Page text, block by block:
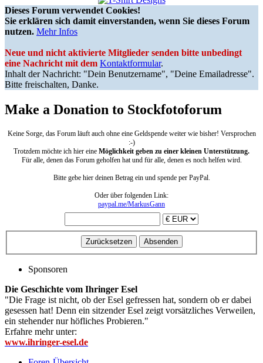
Dieses Forum verwendet Cookies!
Sie erklären sich damit einverstanden, wenn Sie dieses Forum
nutzen. Mehr Infos
Neue und nicht aktivierte Mitglieder senden bitte unbedingt
eine Nachricht mit dem Kontaktformular.
Inhalt der Nachricht: "Dein Benutzername", "Deine Emailadresse".
Bitte freischalten, Danke.
Make a Donation to Stockfotoforum
Keine Sorge, das Forum läuft auch ohne eine Geldspende weiter wie bisher! Versprochen
:-)
Trotzdem möchte ich hier eine Möglichkeit geben zu einer kleinen Unterstützung.
Für alle, denen das Forum geholfen hat und für alle, denen es noch helfen wird.
Bitte gebe hier deinen Betrag ein und spende per PayPal.
Oder über folgenden Link:
paypal.me/MarkusGann
Sponsoren
Die Geschichte vom Ihringer Esel
"Die Frage ist nicht, ob der Esel gefressen hat, sondern ob er dabei
gesessen hat! Denn ein sitzender Esel zeigt vorsätzliches Verweilen,
ein stehender nur höfliches Probieren."
Erfahre mehr unter:
www.ihringer-esel.de